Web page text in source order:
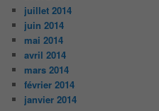
juillet 2014
juin 2014
mai 2014
avril 2014
mars 2014
février 2014
janvier 2014